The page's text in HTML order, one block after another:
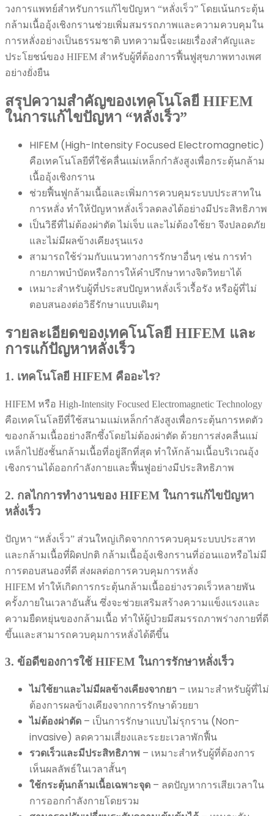
วงการแพทย์สำหรับการแก้ไขปัญหา “หลั่งเร็ว” โดยเน้นกระตุ้น
กล้ามเนื้ออุ้งเชิงกรานช่วยเพิ่มสมรรถภาพและความควบคุมใน
การหลั่งอย่างเป็นธรรมชาติ บทความนี้จะเผยเรื่องสำคัญและ
ประโยชน์ของ HIFEM สำหรับผู้ที่ต้องการฟื้นฟูสุขภาพทางเพศ
อย่างยั่งยืน
สรุปความสำคัญของเทคโนโลยี HIFEM
ในการแก้ไขปัญหา “หลั่งเร็ว”
HIFEM (High-Intensity Focused Electromagnetic)
คือเทคโนโลยีที่ใช้คลื่นแม่เหล็กกำลังสูงเพื่อกระตุ้นกล้าม
เนื้ออุ้งเชิงกราน
ช่วยฟื้นฟูกล้ามเนื้อและเพิ่มการควบคุมระบบประสาทใน
การหลั่ง ทำให้ปัญหาหลั่งเร็วลดลงได้อย่างมีประสิทธิภาพ
เป็นวิธีที่ไม่ต้องผ่าตัด ไม่เจ็บ และไม่ต้องใช้ยา จึงปลอดภัย
และไม่มีผลข้างเคียงรุนแรง
สามารถใช้ร่วมกับแนวทางการรักษาอื่นๆ เช่น การทำ
กายภาพบำบัดหรือการให้คำปรึกษาทางจิตวิทยาได้
เหมาะสำหรับผู้ที่ประสบปัญหาหลั่งเร็วเรื้อรัง หรือผู้ที่ไม่
ตอบสนองต่อวิธีรักษาแบบเดิมๆ
รายละเอียดของเทคโนโลยี HIFEM และ
การแก้ปัญหาหลั่งเร็ว
1. เทคโนโลยี HIFEM คืออะไร?
HIFEM หรือ High-Intensity Focused Electromagnetic Technology
คือเทคโนโลยีที่ใช้สนามแม่เหล็กกำลังสูงเพื่อกระตุ้นการหดตัว
ของกล้ามเนื้ออย่างลึกซึ้งโดยไม่ต้องผ่าตัด ด้วยการส่งคลื่นแม่
เหล็กไปยังชั้นกล้ามเนื้อที่อยู่ลึกที่สุด ทำให้กล้ามเนื้อบริเวณอุ้ง
เชิงกรานได้ออกกำลังกายและฟื้นฟูอย่างมีประสิทธิภาพ
2. กลไกการทำงานของ HIFEM ในการแก้ไขปัญหา
หลั่งเร็ว
ปัญหา “หลั่งเร็ว” ส่วนใหญ่เกิดจากการควบคุมระบบประสาท
และกล้ามเนื้อที่ผิดปกติ กล้ามเนื้ออุ้งเชิงกรานที่อ่อนแอหรือไม่มี
การตอบสนองที่ดี ส่งผลต่อการควบคุมการหลั่ง
HIFEM ทำให้เกิดการกระตุ้นกล้ามเนื้ออย่างรวดเร็วหลายพัน
ครั้งภายในเวลาอันสั้น ซึ่งจะช่วยเสริมสร้างความแข็งแรงและ
ความยืดหยุ่นของกล้ามเนื้อ ทำให้ผู้ป่วยมีสมรรถภาพร่างกายที่ดี
ขึ้นและสามารถควบคุมการหลั่งได้ดีขึ้น
3. ข้อดีของการใช้ HIFEM ในการรักษาหลั่งเร็ว
ไม่ใช้ยาและไม่มีผลข้างเคียงจากยา – เหมาะสำหรับผู้ที่ไม่
ต้องการผลข้างเคียงจากการรักษาด้วยยา
ไม่ต้องผ่าตัด – เป็นการรักษาแบบไม่รุกราน (Non-
invasive) ลดความเสี่ยงและระยะเวลาพักฟื้น
รวดเร็วและมีประสิทธิภาพ – เหมาะสำหรับผู้ที่ต้องการ
เห็นผลลัพธ์ในเวลาสั้นๆ
ใช้กระตุ้นกล้ามเนื้อเฉพาะจุด – ลดปัญหาการเสียเวลาใน
การออกกำลังกายโดยรวม